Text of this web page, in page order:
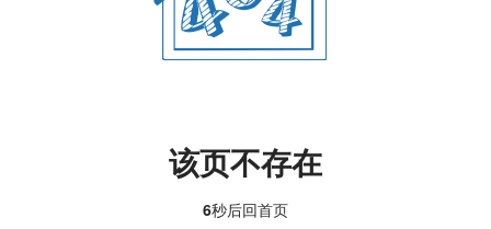
该页不存在
6秒后回首页